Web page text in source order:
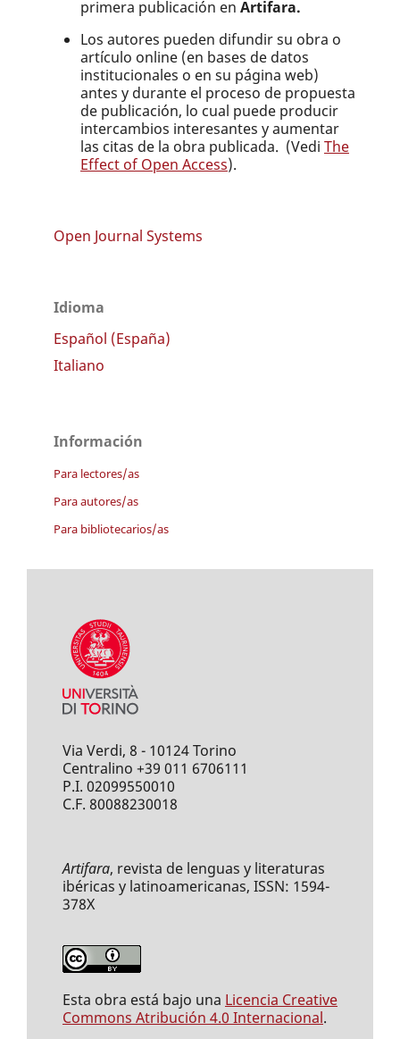
primera publicación en Artifara.
Los autores pueden difundir su obra o
artículo online (en bases de datos
institucionales o en su página web)
antes y durante el proceso de propuesta
de publicación, lo cual puede producir
intercambios interesantes y aumentar
las citas de la obra publicada. (Vedi The
Effect of Open Access).
Open Journal Systems
Idioma
Español (España)
Italiano
Información
Para lectores/as
Para autores/as
Para bibliotecarios/as
Via Verdi, 8 - 10124 Torino
Centralino +39 011 6706111
P.I. 02099550010
C.F. 80088230018
Artifara, revista de lenguas y literaturas
ibéricas y latinoamericanas, ISSN: 1594-
378X
Esta obra está bajo una Licencia Creative
Commons Atribución 4.0 Internacional.